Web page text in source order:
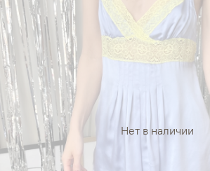
Нет в наличии